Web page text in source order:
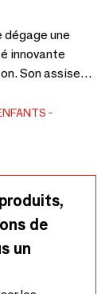
une
innovante
Son assise
améliorant
un motif
allie savoir-
qui en fait un
: 1795 x
de
un